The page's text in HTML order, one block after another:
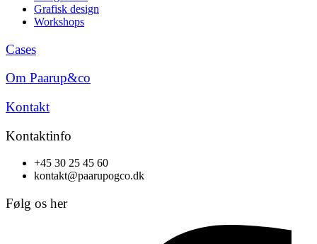
Grafisk design
Workshops
Cases
Om Paarup&co
Kontakt
Kontaktinfo
+45 30 25 45 60
kontakt@paarupogco.dk
Følg os her